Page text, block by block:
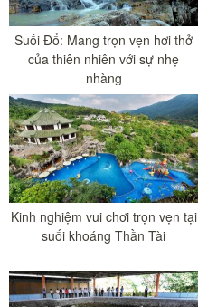
Suối Đổ: Mang trọn vẹn hơi thở
của thiên nhiên với sự nhẹ
nhàng
Kinh nghiệm vui chơi trọn vẹn tại
suối khoáng Thần Tài